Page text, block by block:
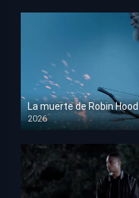
La muerte de Robin Hood
2026
HD 1080p